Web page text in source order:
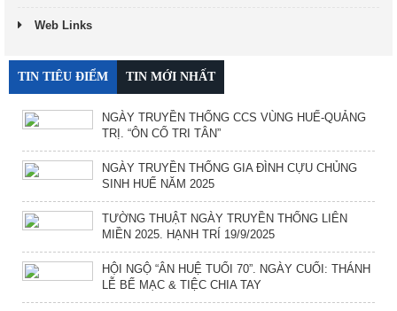
Web Links
TIN TIÊU ĐIỂM TIN MỚI NHẤT
NGÀY TRUYỀN THỐNG CCS VÙNG HUẾ-QUẢNG
TRỊ. “ÔN CỐ TRI TÂN”
NGÀY TRUYỀN THỐNG GIA ĐÌNH CỰU CHỦNG
SINH HUẾ NĂM 2025
TƯỜNG THUẬT NGÀY TRUYỀN THỐNG LIÊN
MIỀN 2025. HẠNH TRÍ 19/9/2025
HỘI NGỘ “ÂN HUỆ TUỔI 70”. NGÀY CUỐI: THÁNH
LỄ BẾ MẠC & TIỆC CHIA TAY